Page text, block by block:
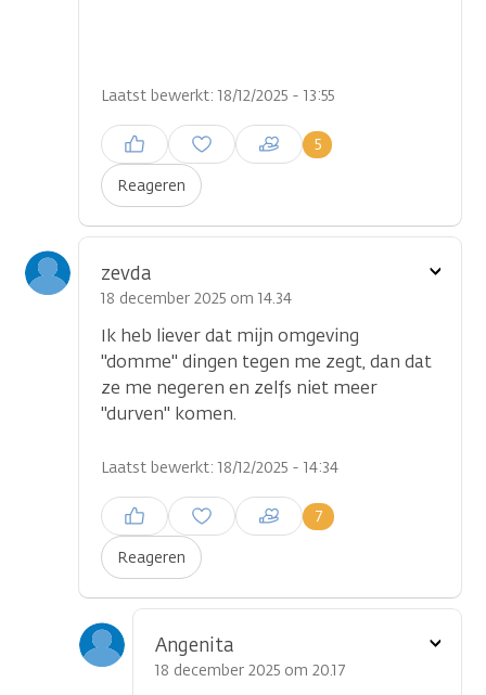
Laatst bewerkt: 18/12/2025 - 13:55
Reageren
5
Inloggen om een reactie te
plaatsen
zevda
18 december 2025 om 14.34
Ik heb liever dat mijn omgeving
''domme'' dingen tegen me zegt, dan dat
ze me negeren en zelfs niet meer
''durven'' komen.
Laatst bewerkt: 18/12/2025 - 14:34
Reageren
7
Inloggen om een reactie te
plaatsen
Toon
Angenita
18 december 2025 om 20.17
Toon